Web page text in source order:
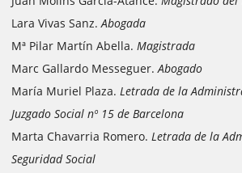
Lara Vivas Sanz.Abogada
Mª Pilar Martín Abella. Magistrada
Marc Gallardo Messeguer.Abogado
María Muriel Plaza. Letrada de la
Juzgado Social nº 15 de Barcelona
Marta Chavarria Romero. Letrada de la
Seguridad Social